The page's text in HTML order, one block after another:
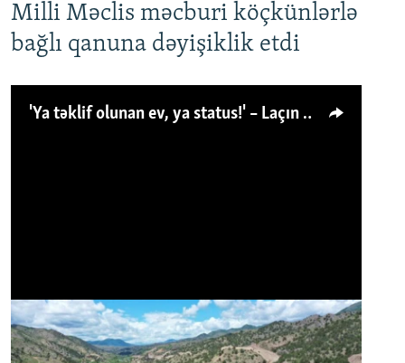
Milli Məclis məcburi köçkünlərlə
bağlı qanuna dəyişiklik etdi
'Ya təklif olunan ev, ya status!' – Laçın köçkünü: 'Laçından başqa heç hara!'